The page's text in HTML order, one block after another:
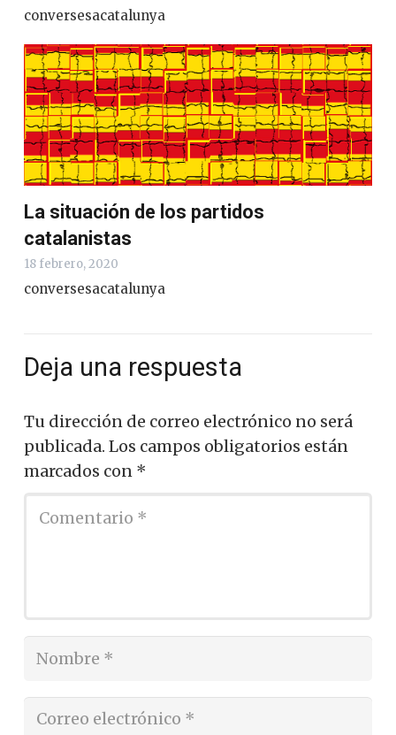
conversesacatalunya
La situación de los partidos
catalanistas
18 febrero, 2020
conversesacatalunya
Deja una respuesta
Tu dirección de correo electrónico no será
publicada. Los campos obligatorios están
marcados con *